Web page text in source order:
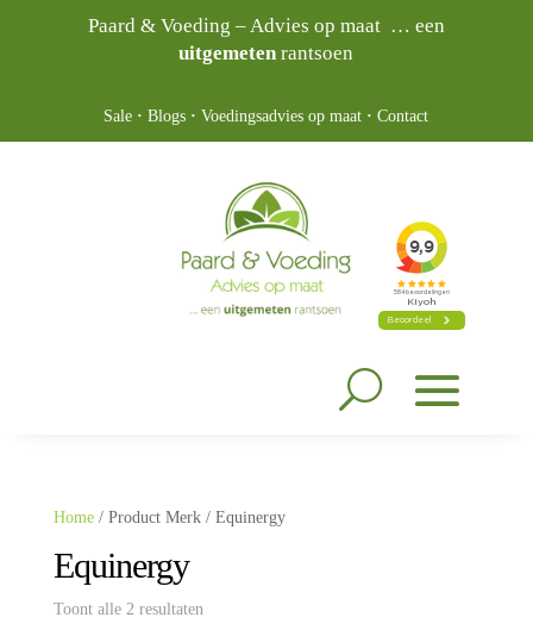
Paard & Voeding – Advies op maat … een
uitgemetenrantsoen
Sale ·Blogs ·Voedingsadvies op maat ·Contact
Home/ Product Merk / Equinergy
Equinergy
Toont alle 2 resultaten